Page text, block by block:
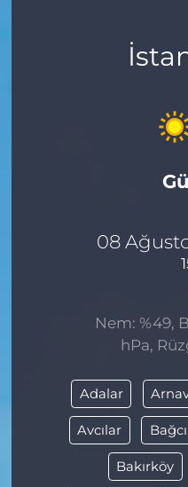
08
Nem: %49,
hPa,
Adalar
Avcılar
Bakırköy
ESKİŞEHİRSPOR